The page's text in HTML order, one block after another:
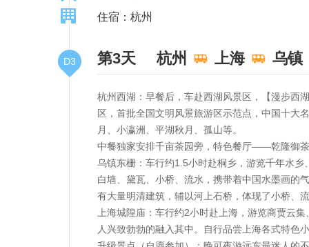
住宿：杭州
D3 第3天 杭州 上海 乌镇
杭州西湖：早餐后，车赴西湖风景区，【漫步西
区，首批全国文明风景旅游区示范点，中国十大
月、小瀛洲、平湖秋月、孤山等。
中餐独家安排千亩茶园旁，特色餐厅——乾隆御
乌镇东栅：车行约1.5小时赴桐乡，游览千年水
白墙、黛瓦、小桥、流水，携带着中国水墨画的
有大量明清建筑，辅以河上石桥，体现了小桥、
上海城隍庙：车行约2小时赴上海，游览商贾云
人兴致勃勃的融入其中。自行品尝上海各式特色